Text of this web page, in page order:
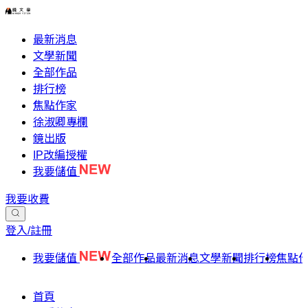
最新消息
文學新聞
全部作品
排行榜
焦點作家
徐淑卿專欄
鏡出版
IP改編授權
我要儲值
我要收費
登入/註冊
我要儲值 全部作品最新消息文學新聞排行榜焦點
首頁